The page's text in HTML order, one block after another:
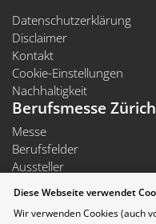
Datenschutzerklärung
Disclaimer
Kontakt
Cookie-Einstellungen
Nachhaltigkeit
Berufsmesse Zürich
Messe
Berufsfelder
Aussteller
Für Aussteller
Diese Webseite verwendet
Wir verwenden Cookies (auch